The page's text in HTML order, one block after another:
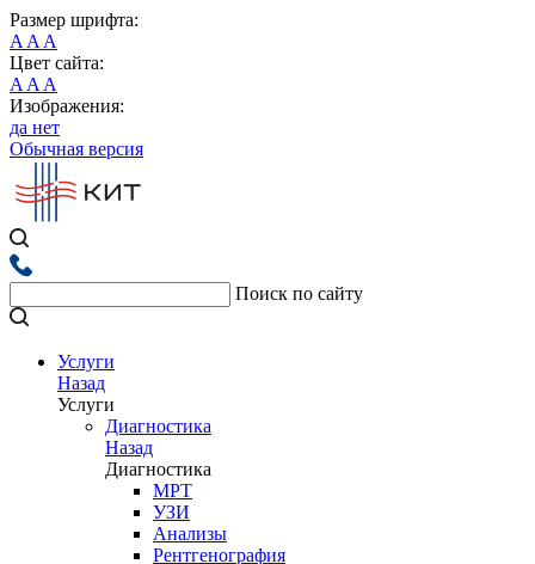
Размер шрифта:
A A A
Цвет сайта:
A A A
Изображения:
да нет
Обычная версия
Поиск по сайту
Услуги
Назад
Услуги
Диагностика
Назад
Диагностика
МРТ
УЗИ
Анализы
Рентгенография